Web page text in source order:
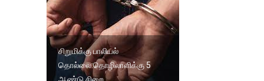
சிறுமிக்கு பாலியல்
தொல்லை:தொழிலாளிக்கு 5